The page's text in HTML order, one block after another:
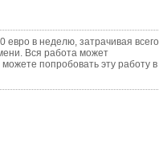
в неделю, затрачивая всего
Вся работа может
попробовать эту работу в